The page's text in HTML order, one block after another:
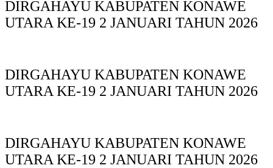
DIRGAHAYU KABUPATEN KONAWE
UTARA KE-19 2 JANUARI TAHUN 2026
DIRGAHAYU KABUPATEN KONAWE
UTARA KE-19 2 JANUARI TAHUN 2026
DIRGAHAYU KABUPATEN KONAWE
UTARA KE-19 2 JANUARI TAHUN 2026